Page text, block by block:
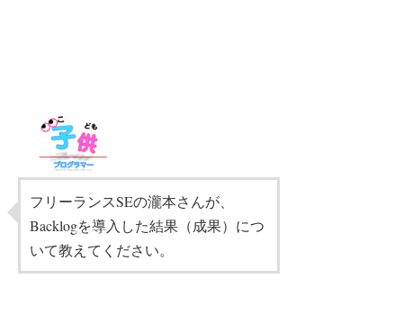
フリーランスSEの瀧本さんが、
Backlogを導入した結果（成果）につ
いて教えてください。